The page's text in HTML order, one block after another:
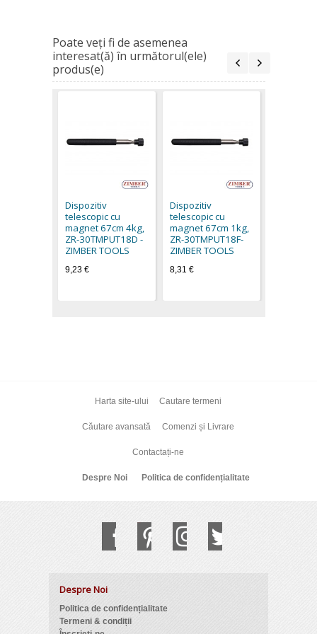
Poate veţi fi de asemenea
interesat(ă) în următorul(ele)
produs(e)
Dispozitiv
telescopic cu
magnet 67cm 4kg,
ZR-30TMPUT18D -
ZIMBER TOOLS
9,23 €
Dispozitiv
telescopic cu
magnet 67cm 1kg,
ZR-30TMPUT18F-
ZIMBER TOOLS
8,31 €
Harta site-ului Cautare termeni
Căutare avansată Comenzi și Livrare
Contactați-ne
Despre Noi Politica de confidențialitate
Despre Noi
Politica de confidențialitate
Termeni & condiții